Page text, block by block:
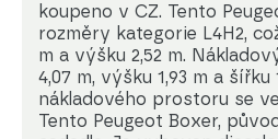
koupeno v CZ. Tento
rozměry kategorie L4H2,
m a výšku 2,52 m.
4,07 m, výšku 1,93 m a šířku
nákladového prostoru se
Tento Peugeot Boxer,